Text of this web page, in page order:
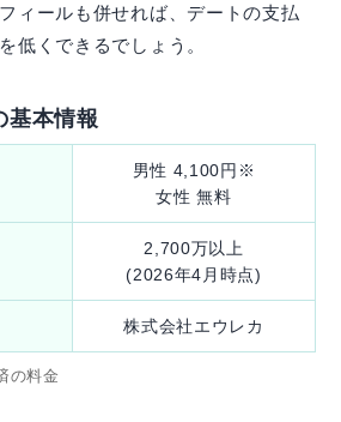
ィールも併せれば、デートの支払
低くできるでしょう。
基本情報
男性 4,100円※
女性 無料
2,700万以上
(2026年4月時点)
株式会社エウレカ
の料金